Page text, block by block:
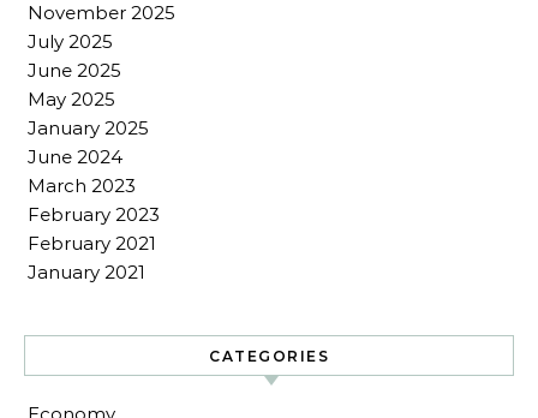
November 2025
July 2025
June 2025
May 2025
January 2025
June 2024
March 2023
February 2023
February 2021
January 2021
CATEGORIES